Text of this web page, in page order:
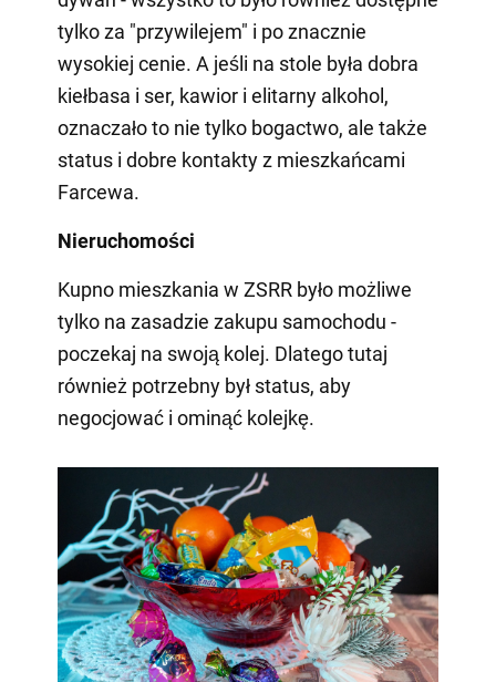
tylko za "przywilejem" i po znacznie
wysokiej cenie. A jeśli na stole była dobra
kiełbasa i ser, kawior i elitarny alkohol,
oznaczało to nie tylko bogactwo, ale także
status i dobre kontakty z mieszkańcami
Farcewa.
Nieruchomości
Kupno mieszkania w ZSRR było możliwe
tylko na zasadzie zakupu samochodu -
poczekaj na swoją kolej. Dlatego tutaj
również potrzebny był status, aby
negocjować i ominąć kolejkę.